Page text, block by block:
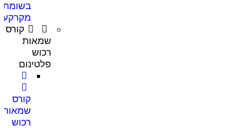
בשומת
קורס
שמאות
רכוש
פלטינום
קורס
שמאות
רכוש